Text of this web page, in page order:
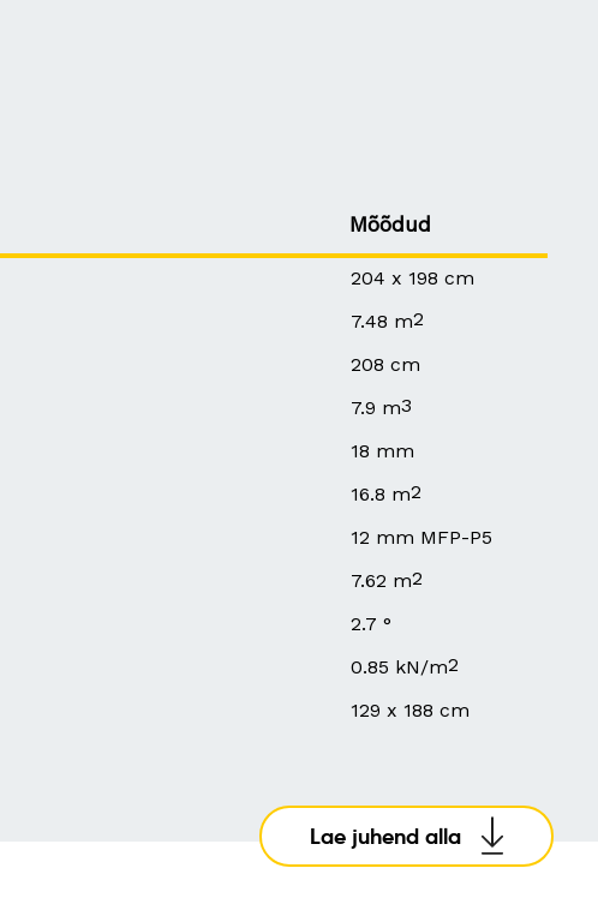
Mõõdud
204 x 198 cm
7.48 m2
208 cm
7.9 m3
18 mm
16.8 m2
12 mm MFP-P5
7.62 m2
2.7 °
0.85 kN/m2
129 x 188 cm
Lae juhend alla